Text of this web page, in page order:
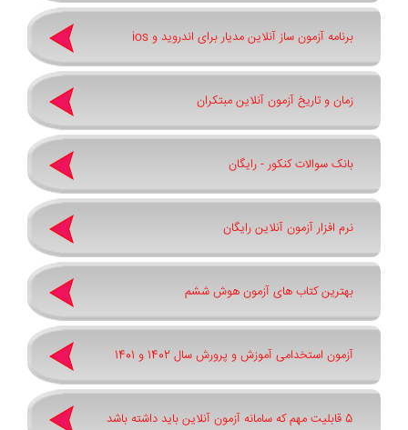
برنامه آزمون ساز آنلاین مدیار برای اندروید و ios
زمان و تاریخ آزمون آنلاین مبتکران
بانک سوالات کنکور - رایگان
نرم افزار آزمون آنلاین رایگان
بهترین کتاب های آزمون هوش ششم
آزمون استخدامی آموزش و پرورش سال 1402 و 1401
5 قابلیت مهم که سامانه آزمون آنلاین باید داشته باشد